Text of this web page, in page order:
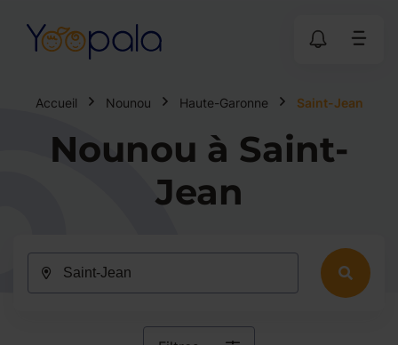
Accueil Nounou Haute-Garonne Saint-Jean
Nounou à Saint-
Jean